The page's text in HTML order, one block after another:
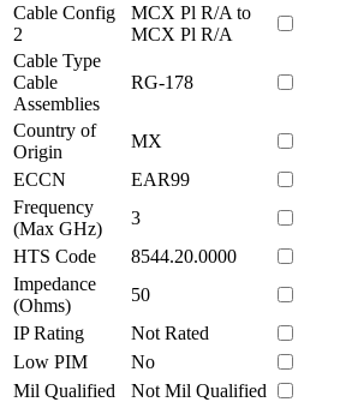
Cable Config
2
MCX Pl R/A to
MCX Pl R/A
Cable Type
Cable
Assemblies
RG-178
Country of
Origin
MX
ECCN
EAR99
Frequency
(Max GHz)
3
HTS Code
8544.20.0000
Impedance
(Ohms)
50
IP Rating
Not Rated
Low PIM
No
Mil Qualified
Not Mil Qualified